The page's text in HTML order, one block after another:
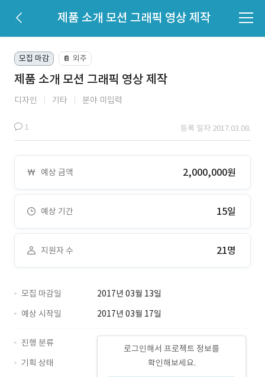
제품 소개 모션 그래픽 영상 제작
모집 마감 📔 외주
제품 소개 모션 그래픽 영상 제작
디자인 기타 분야 미입력
1 등록 일자 2017.03.08.
예상 금액 2,000,000원
예상 기간 15일
지원자 수 21명
모집 마감일
2017년 03월 13일
예상 시작일
2017년 03월 17일
로그인해서 프로젝트 정보를
확인해보세요.
진행 분류
기획 상태